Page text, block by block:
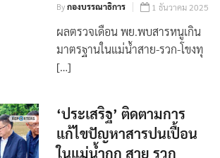
Byกองบรรณาธิการ 1 ธันวาคม 2025
ผลตรวจเดือน พย.พบสารหนูเกิน
มาตรฐานในแม่น้ำสาย-รวก-โขงทุ
[…]
‘ประเสริฐ’ ติดตามการ
แก้ไขปัญหาสารปนเปื้อน
ในแม่น้ำกก สาย รวก